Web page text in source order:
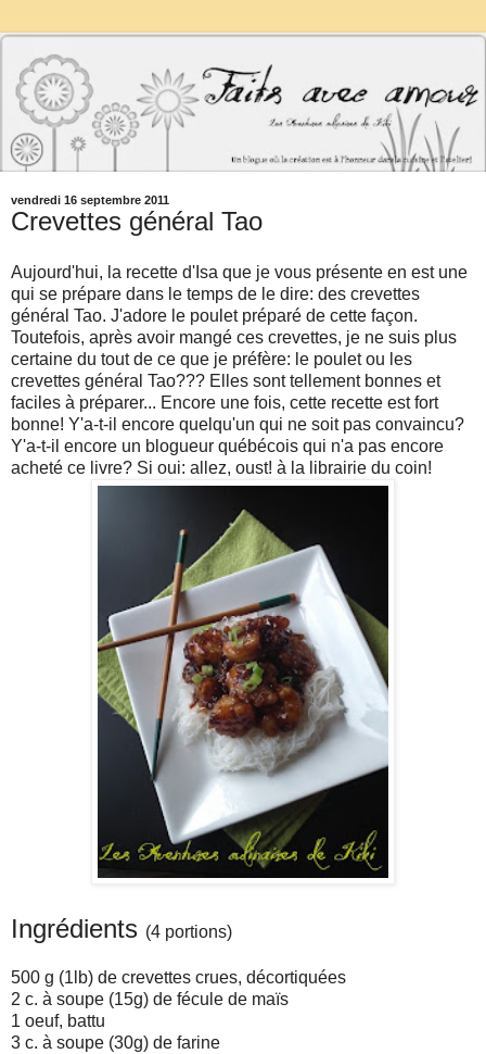
vendredi 16 septembre 2011
Crevettes général Tao
Aujourd'hui, la recette d'Isa que je vous présente en est une
qui se prépare dans le temps de le dire: des crevettes
général Tao. J'adore le poulet préparé de cette façon.
Toutefois, après avoir mangé ces crevettes, je ne suis plus
certaine du tout de ce que je préfère: le poulet ou les
crevettes général Tao??? Elles sont tellement bonnes et
faciles à préparer... Encore une fois, cette recette est fort
bonne! Y'a-t-il encore quelqu'un qui ne soit pas convaincu?
Y'a-t-il encore un blogueur québécois qui n'a pas encore
acheté ce livre? Si oui: allez, oust! à la librairie du coin!
Ingrédients (4 portions)
500 g (1lb) de crevettes crues, décortiquées
2 c. à soupe (15g) de fécule de maïs
1 oeuf, battu
3 c. à soupe (30g) de farine